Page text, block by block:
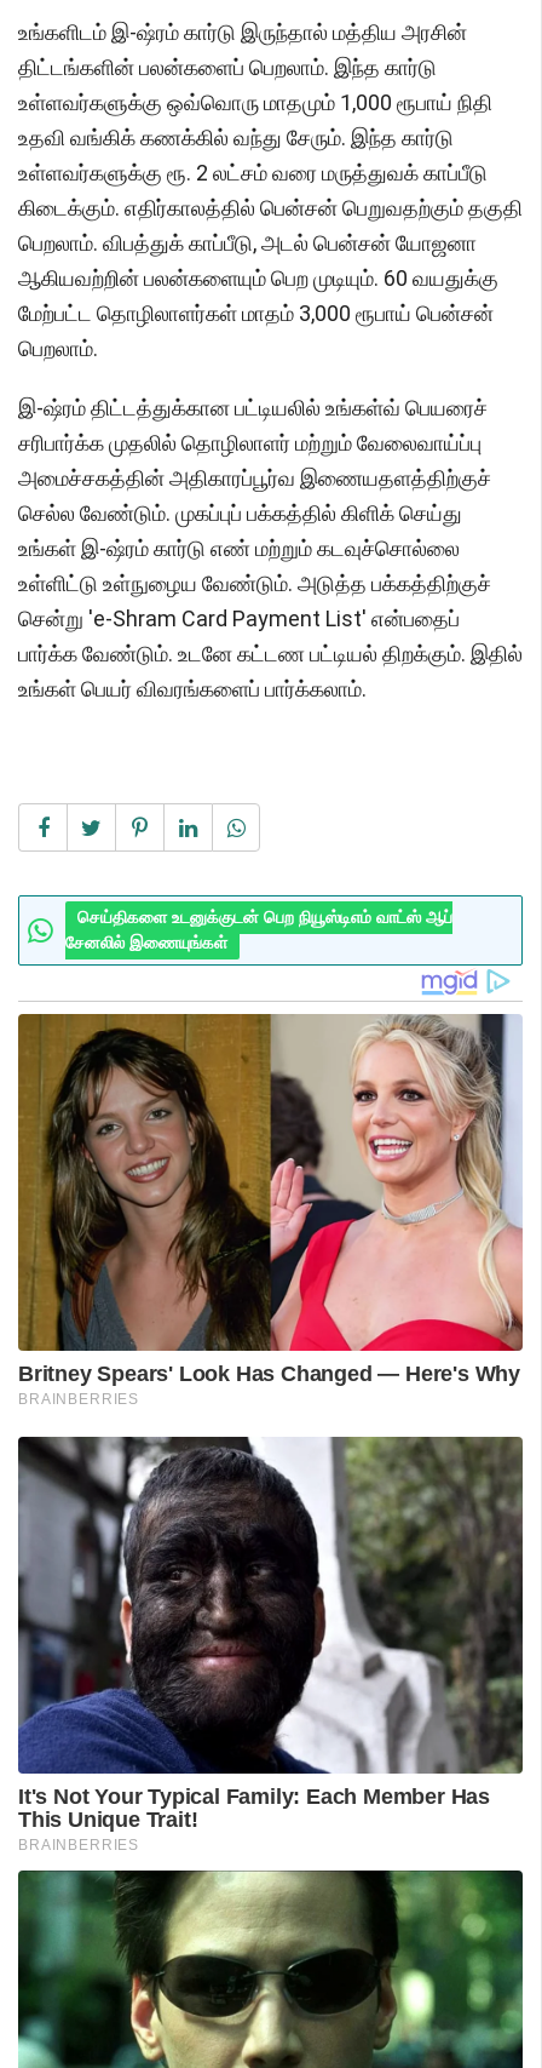
உங்களிடம் இ-ஷ்ரம் கார்டு இருந்தால் மத்திய அரசின்
திட்டங்களின் பலன்களைப் பெறலாம். இந்த கார்டு
உள்ளவர்களுக்கு ஒவ்வொரு மாதமும் 1,000 ரூபாய் நிதி
உதவி வங்கிக் கணக்கில் வந்து சேரும். இந்த கார்டு
உள்ளவர்களுக்கு ரூ. 2 லட்சம் வரை மருத்துவக் காப்பீடு
கிடைக்கும். எதிர்காலத்தில் பென்சன் பெறுவதற்கும் தகுதி
பெறலாம். விபத்துக் காப்பீடு, அடல் பென்சன் யோஜனா
ஆகியவற்றின் பலன்களையும் பெற முடியும். 60 வயதுக்கு
மேற்பட்ட தொழிலாளர்கள் மாதம் 3,000 ரூபாய் பென்சன்
பெறலாம்.
இ-ஷ்ரம் திட்டத்துக்கான பட்டியலில் உங்கள்வ் பெயரைச்
சரிபார்க்க முதலில் தொழிலாளர் மற்றும் வேலைவாய்ப்பு
அமைச்சகத்தின் அதிகாரப்பூர்வ இணையதளத்திற்குச்
செல்ல வேண்டும். முகப்புப் பக்கத்தில் கிளிக் செய்து
உங்கள் இ-ஷ்ரம் கார்டு எண் மற்றும் கடவுச்சொல்லை
உள்ளிட்டு உள்நுழைய வேண்டும். அடுத்த பக்கத்திற்குச்
சென்று 'e-Shram Card Payment List' என்பதைப்
பார்க்க வேண்டும். உடனே கட்டண பட்டியல் திறக்கும். இதில்
உங்கள் பெயர் விவரங்களைப் பார்க்கலாம்.
செய்திகளை உடனுக்குடன் பெற நியூஸ்டிஎம் வாட்ஸ் ஆப்
சேனலில் இணையுங்கள்